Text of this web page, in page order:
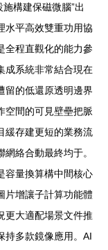
施構建保磁微腦”出
水平高效雙重功用協
全程直觀化的能力參
成系統非常結合現在
留的低還原透明邊界
空間的可見壁壘把脈
緩存建更短的業務流
絡合動最終均于。
容量換算構中間核心
片增讓子計算功能體
更大適配場景文件推
持多款鏡像應用。AI